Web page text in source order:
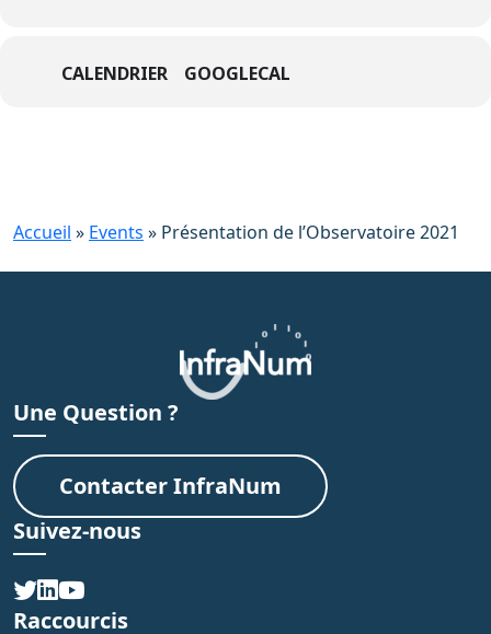
CALENDRIER GOOGLECAL
Accueil » Events » Présentation de l’Observatoire 2021
Une Question ?
Contacter InfraNum
Suivez-nous
Raccourcis